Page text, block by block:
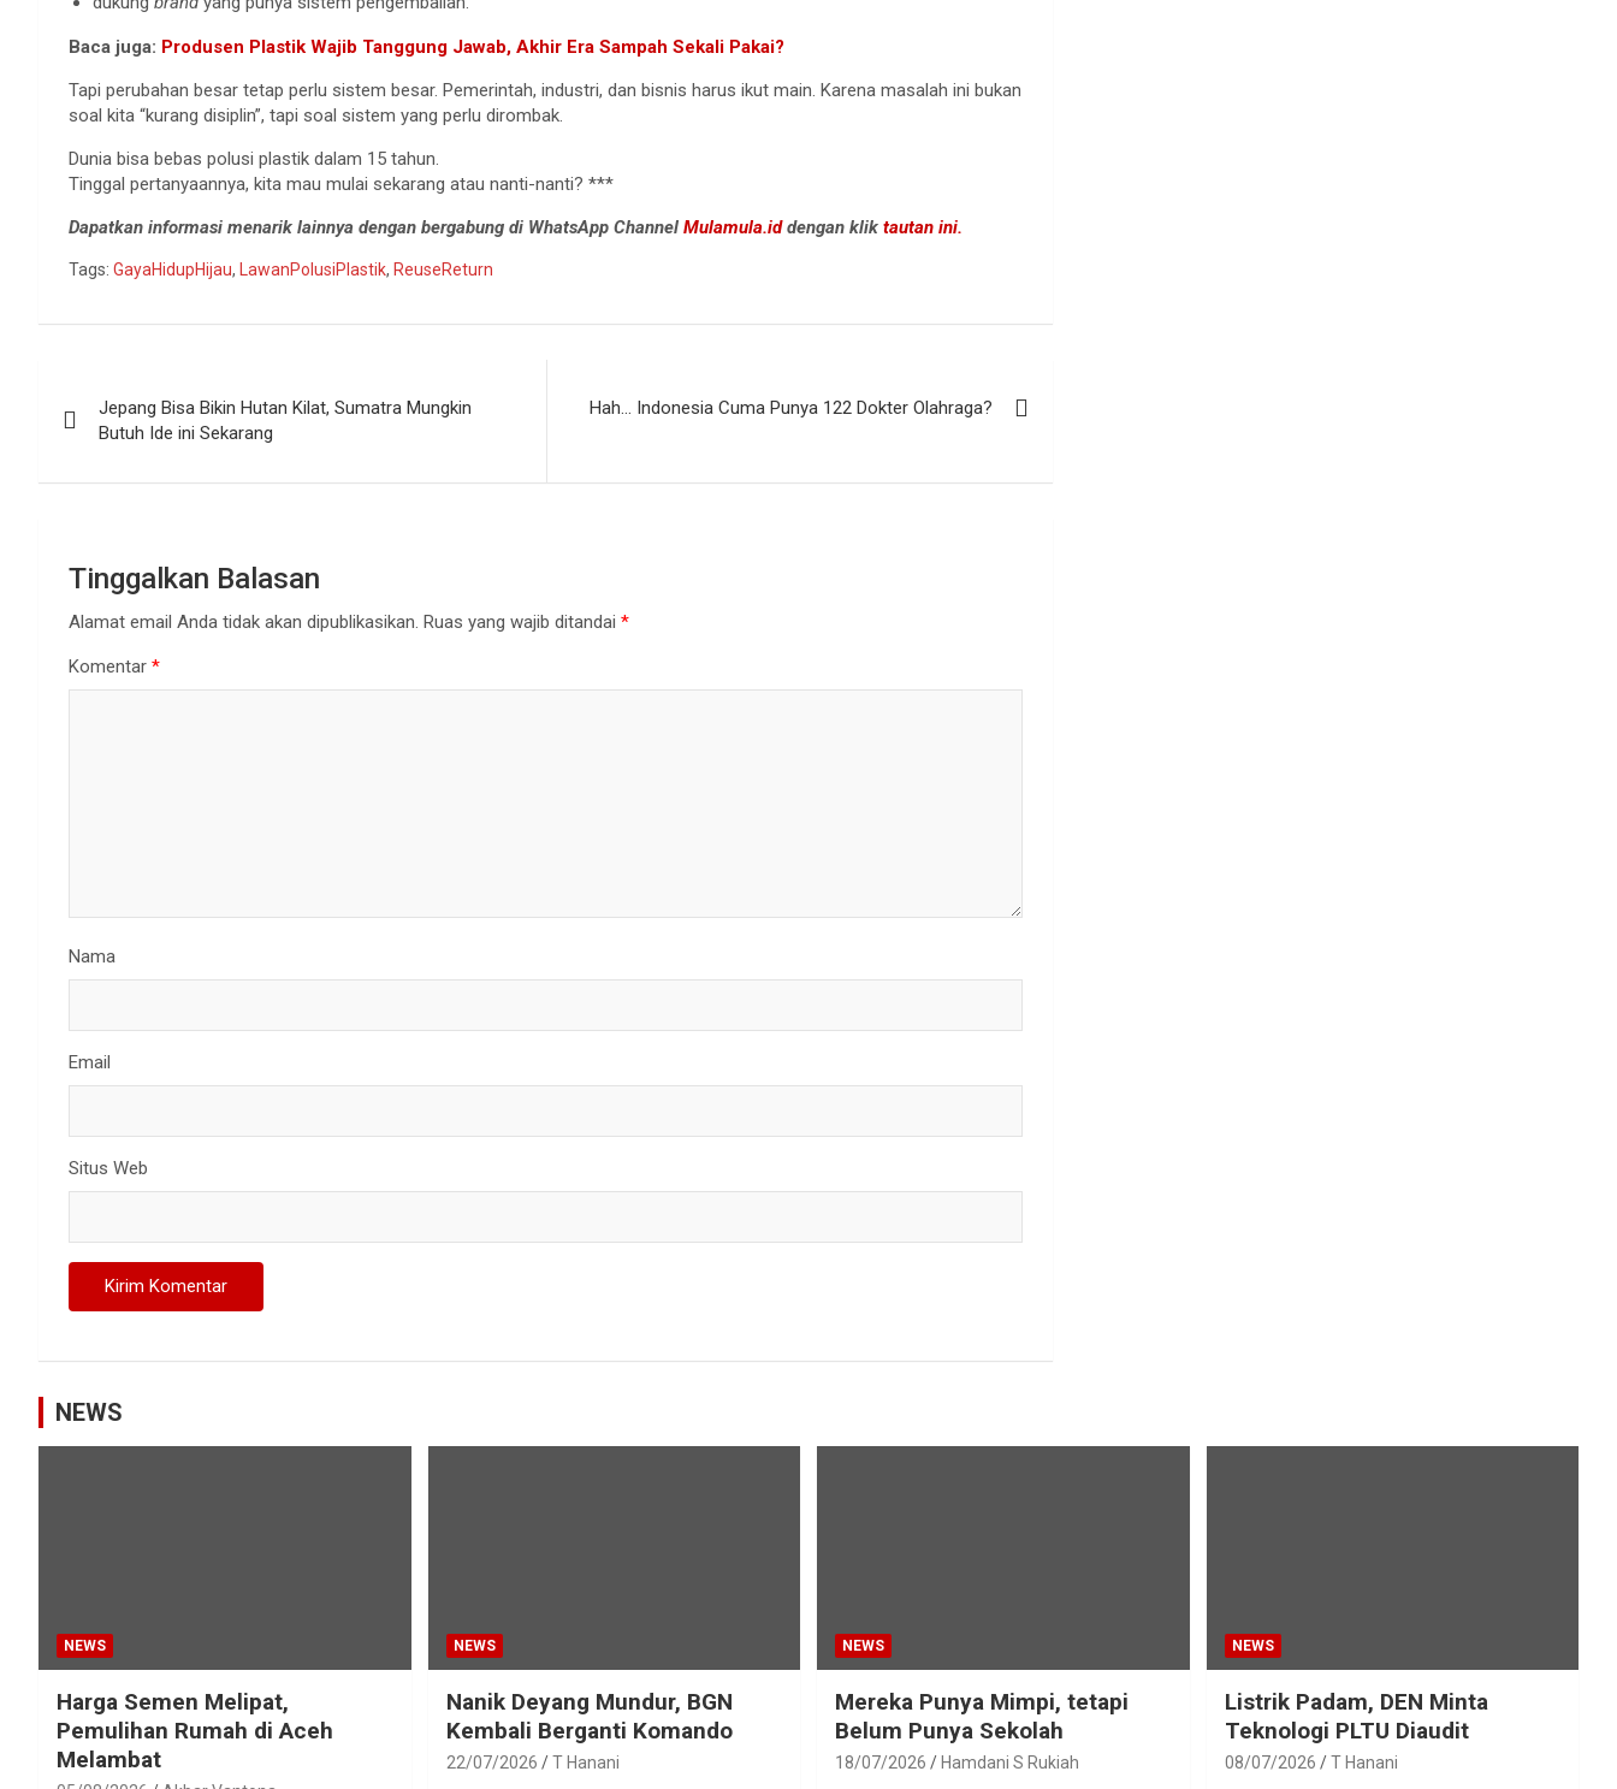
Baca juga: Produsen Plastik Wajib Tanggung Jawab, Akhir Era Sampah Sekali Pakai?
Tapi perubahan besar tetap perlu sistem besar. Pemerintah, industri, dan bisnis harus ikut main. Karena masalah ini bukan
soal kita “kurang disiplin”, tapi soal sistem yang perlu dirombak.
Dunia bisa bebas polusi plastik dalam 15 tahun.
Tinggal pertanyaannya, kita mau mulai sekarang atau nanti-nanti? ***
Dapatkan informasi menarik lainnya dengan bergabung di WhatsApp Channel Mulamula.iddengan klik tautan ini.
Tags: GayaHidupHijau, LawanPolusiPlastik, ReuseReturn
pos
Jepang Bisa Bikin Hutan Kilat, Sumatra Mungkin
Butuh Ide ini Sekarang
Hah… Indonesia Cuma Punya 122 Dokter Olahraga?
Tinggalkan Balasan
Alamat email Anda tidak akan dipublikasikan. Ruas yang wajib ditandai *
Komentar *
Nama
Email
Situs Web
NEWS
NEWS
Harga Semen Melipat,
Pemulihan Rumah di Aceh
Melambat
NEWS
Nanik Deyang Mundur, BGN
Kembali Berganti Komando
22/07/2026 T Hanani
NEWS
Mereka Punya Mimpi, tetapi
Belum Punya Sekolah
18/07/2026 Hamdani S Rukiah
NEWS
Listrik Padam, DEN Minta
Teknologi PLTU Diaudit
08/07/2026 T Hanani